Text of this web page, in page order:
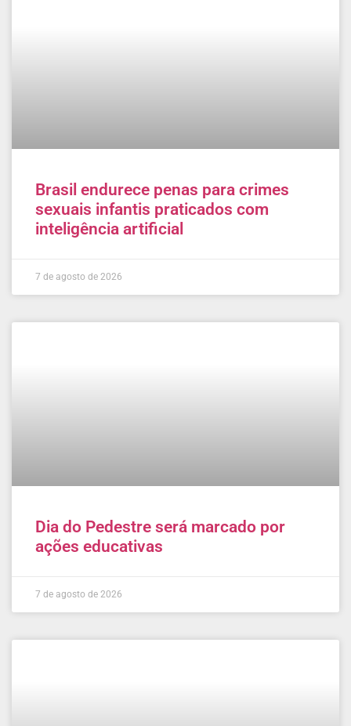
Brasil endurece penas para crimes
sexuais infantis praticados com
inteligência artificial
7 de agosto de 2026
Dia do Pedestre será marcado por
ações educativas
7 de agosto de 2026